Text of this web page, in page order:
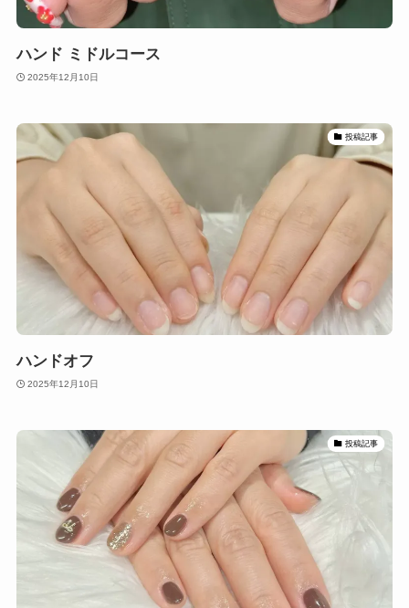
ハンド ミドルコース
2025年12月10日
投稿記事
ハンドオフ
2025年12月10日
投稿記事